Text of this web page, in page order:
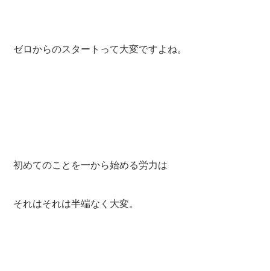
ゼロからのスタートって大変ですよね。
初めてのことを一から始める労力は
それはそれは半端なく大変。